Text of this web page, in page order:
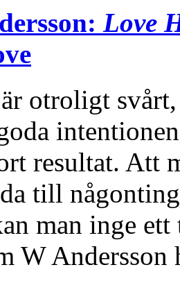
Love
otroligt
resultat. Att
till
man inge
W